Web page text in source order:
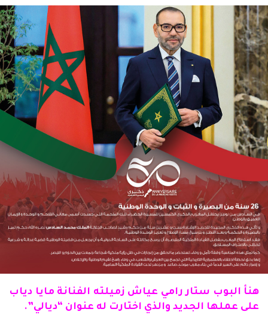
هنأ البوب ستاررامي عياش زميلته الفنانة مايا دياب
على عملها الجديد والذي اختارت له عنوان “ديالي”.